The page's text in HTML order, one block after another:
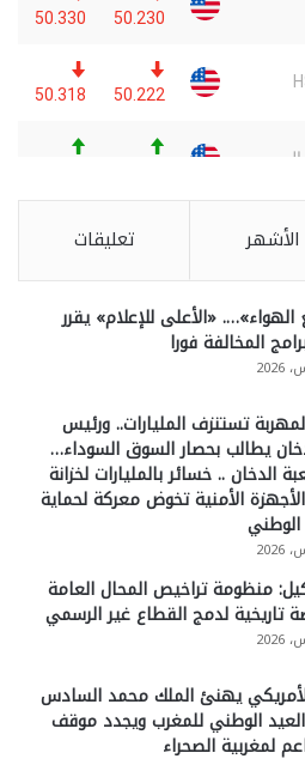
الأشهر تعليقات
«الأعلى للإعلام» يقرر
المخالفة فورا
تستنزف المليارات.. ورئيس
يطالب بحصار السوق السوداء…
الدخان .. خسائر بالمليارات لخزانة
الأمنية تخوض معركة لحماية
الوطني
منظومة تراخيص المحال العامة
تاريخية لدمج القطاع غير الرسمي
يهنئ الملك محمد السادس
الوطني للمغرب ويجدد موقف
لمغربية الصحراء